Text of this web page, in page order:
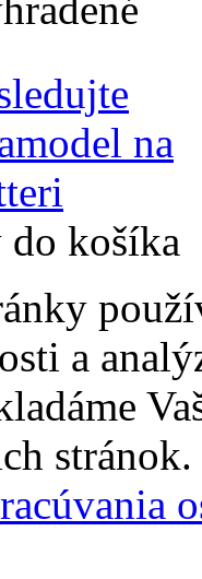
košíka
a